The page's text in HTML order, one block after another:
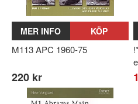
MER INFO KÖP
M113 APC 1960-75
220 kr